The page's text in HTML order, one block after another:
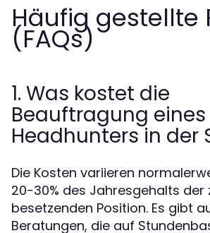
Häufig gestellte
(FAQs)
1. Was kostet die
Beauftragung eines
Headhunters in der
Die Kosten variieren
20-30% des Jahresgehalts der
besetzenden Position. Es gibt
Beratungen, die auf